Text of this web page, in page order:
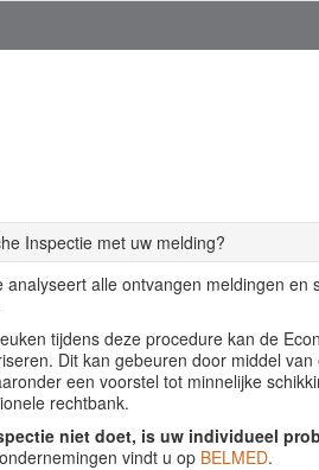
Inspectie met uw melding?
analyseert alle ontvangen meldingen
tijdens deze procedure kan de
Dit kan gebeuren door middel
een voorstel tot minnelijke
rechtbank.
niet doet, is uw individueel
vindt u op BELMED.